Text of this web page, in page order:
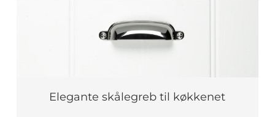
Elegante skålegreb til køkkenet